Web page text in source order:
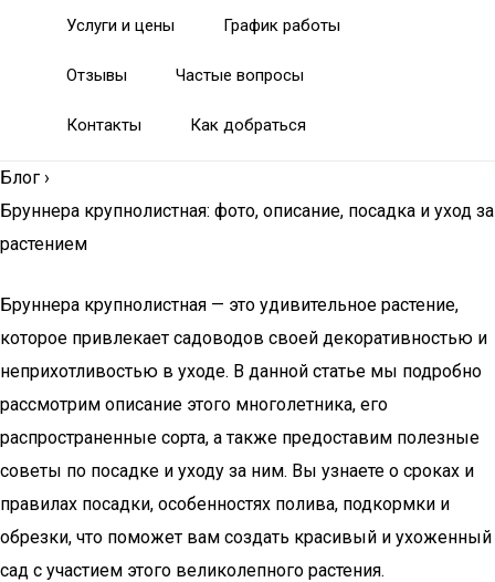
Услуги и цены График работы
Отзывы Частые вопросы
Контакты Как добраться
Блог ›
Бруннера крупнолистная: фото, описание, посадка и уход за
растением
Бруннера крупнолистная — это удивительное растение,
которое привлекает садоводов своей декоративностью и
неприхотливостью в уходе. В данной статье мы подробно
рассмотрим описание этого многолетника, его
распространенные сорта, а также предоставим полезные
советы по посадке и уходу за ним. Вы узнаете о сроках и
правилах посадки, особенностях полива, подкормки и
обрезки, что поможет вам создать красивый и ухоженный
сад с участием этого великолепного растения.